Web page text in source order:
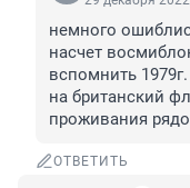
немного
насчет
вспомнить
на британский
проживания
ОТВЕТИТЬ